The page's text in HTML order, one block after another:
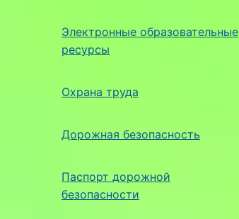
Электронные образовательные
ресурсы
Охрана труда
Дорожная безопасность
Паспорт дорожной
безопасности